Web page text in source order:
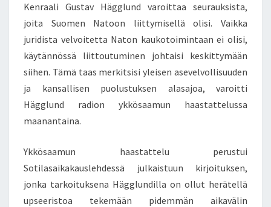
L
U
N
D
V
A
R
O
A
A
N
T
S
Kenraali Gustav Hägglund varoittaa seurauksista,
joita Suomen Natoon liittymisellä olisi. Vaikka
juridista velvoitetta Naton kaukotoimintaan ei olisi,
käytännössä liittoutuminen johtaisi keskittymään
siihen. Tämä taas merkitsisi yleisen asevelvollisuuden
ja kansallisen puolustuksen alasajoa, varoitti
Hägglund radion ykkösaamun haastattelussa
maanantaina.
Ykkösaamun haastattelu perustui
Sotilasaikakauslehdessä julkaistuun kirjoituksen,
jonka tarkoituksena Hägglundilla on ollut herätellä
upseeristoa tekemään pidemmän aikavälin